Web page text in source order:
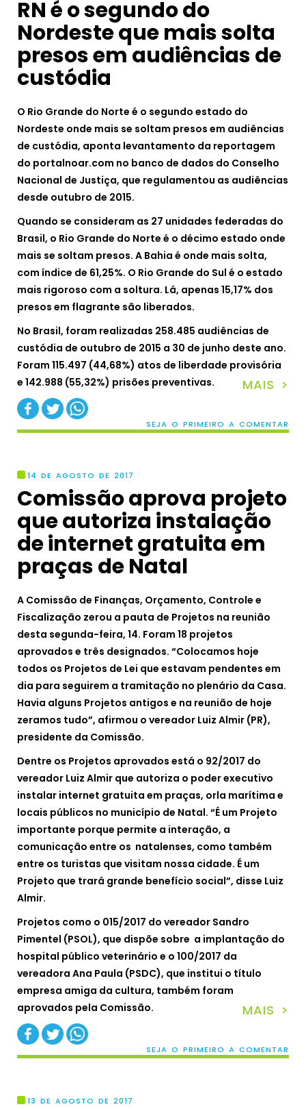
RN é o segundo do
Nordeste que mais solta
presos em audiências de
custódia
O Rio Grande do Norte é o segundo estado do
Nordeste onde mais se soltam presos em audiências
de custódia, aponta levantamento da reportagem
do portalnoar.com no banco de dados do Conselho
Nacional de Justiça, que regulamentou as audiências
desde outubro de 2015.
Quando se consideram as 27 unidades federadas do
Brasil, o Rio Grande do Norte é o décimo estado onde
mais se soltam presos. A Bahia é onde mais solta,
com índice de 61,25%. O Rio Grande do Sul é o estado
mais rigoroso com a soltura. Lá, apenas 15,17% dos
presos em flagrante são liberados.
No Brasil, foram realizadas 258.485 audiências de
custódia de outubro de 2015 a 30 de junho deste ano.
Foram 115.497 (44,68%) atos de liberdade provisória
e 142.988 (55,32%) prisões preventivas.
MAIS >
SEJA O PRIMEIRO A COMENTAR
14 DE AGOSTO DE 2017
Comissão aprova projeto
que autoriza instalação
de internet gratuita em
praças de Natal
A Comissão de Finanças, Orçamento, Controle e
Fiscalização zerou a pauta de Projetos na reunião
desta segunda-feira, 14. Foram 18 projetos
aprovados e três designados. “Colocamos hoje
todos os Projetos de Lei que estavam pendentes em
dia para seguirem a tramitação no plenário da Casa.
Havia alguns Projetos antigos e na reunião de hoje
zeramos tudo”, afirmou o vereador Luiz Almir (PR),
presidente da Comissão.
Dentre os Projetos aprovados está o 92/2017 do
vereador Luiz Almir que autoriza o poder executivo
instalar internet gratuita em praças, orla marítima e
locais públicos no município de Natal. “É um Projeto
importante porque permite a interação, a
comunicação entre os natalenses, como também
entre os turistas que visitam nossa cidade. É um
Projeto que trará grande benefício social”, disse Luiz
Almir.
Projetos como o 015/2017 do vereador Sandro
Pimentel (PSOL), que dispõe sobre a implantação do
hospital público veterinário e o 100/2017 da
vereadora Ana Paula (PSDC), que institui o título
empresa amiga da cultura, também foram
aprovados pela Comissão.
MAIS >
SEJA O PRIMEIRO A COMENTAR
13 DE AGOSTO DE 2017